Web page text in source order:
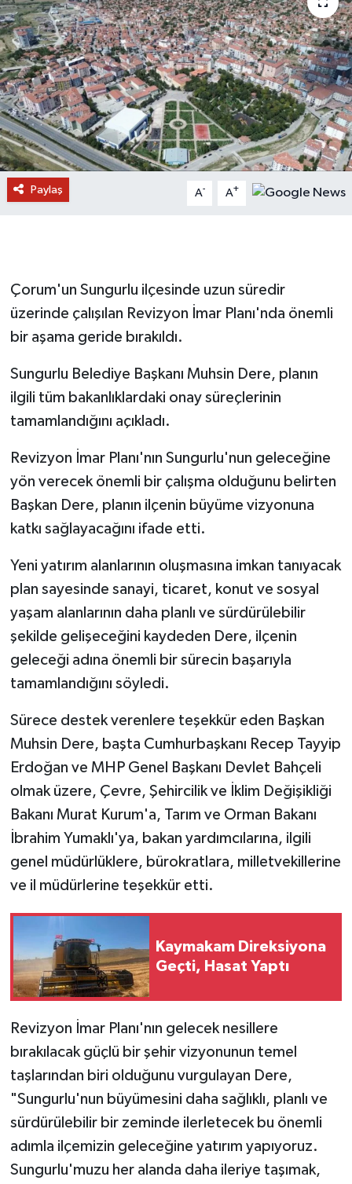
Paylaş A- A+
Çorum'un Sungurlu ilçesinde uzun süredir
üzerinde çalışılan Revizyon İmar Planı'nda önemli
bir aşama geride bırakıldı.
Sungurlu Belediye Başkanı Muhsin Dere, planın
ilgili tüm bakanlıklardaki onay süreçlerinin
tamamlandığını açıkladı.
Revizyon İmar Planı'nın Sungurlu'nun geleceğine
yön verecek önemli bir çalışma olduğunu belirten
Başkan Dere, planın ilçenin büyüme vizyonuna
katkı sağlayacağını ifade etti.
Yeni yatırım alanlarının oluşmasına imkan tanıyacak
plan sayesinde sanayi, ticaret, konut ve sosyal
yaşam alanlarının daha planlı ve sürdürülebilir
şekilde gelişeceğini kaydeden Dere, ilçenin
geleceği adına önemli bir sürecin başarıyla
tamamlandığını söyledi.
Sürece destek verenlere teşekkür eden Başkan
Muhsin Dere, başta Cumhurbaşkanı Recep Tayyip
Erdoğan ve MHP Genel Başkanı Devlet Bahçeli
olmak üzere, Çevre, Şehircilik ve İklim Değişikliği
Bakanı Murat Kurum'a, Tarım ve Orman Bakanı
İbrahim Yumaklı'ya, bakan yardımcılarına, ilgili
genel müdürlüklere, bürokratlara, milletvekillerine
ve il müdürlerine teşekkür etti.
Kaymakam Direksiyona
Geçti, Hasat Yaptı
Revizyon İmar Planı'nın gelecek nesillere
bırakılacak güçlü bir şehir vizyonunun temel
taşlarından biri olduğunu vurgulayan Dere,
"Sungurlu'nun büyümesini daha sağlıklı, planlı ve
sürdürülebilir bir zeminde ilerletecek bu önemli
adımla ilçemizin geleceğine yatırım yapıyoruz.
Sungurlu'muzu her alanda daha ileriye taşımak,